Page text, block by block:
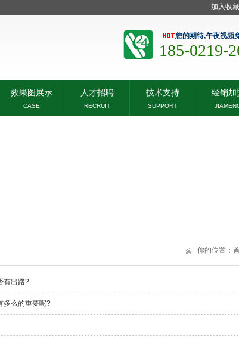
加入收藏
您的期待,午夜视频
185-0219-
效果图展示
CASE
人才招聘
RECRUIT
技术支持
SUPPORT
经销加
你的位置：
有出路?
多么的重要呢?